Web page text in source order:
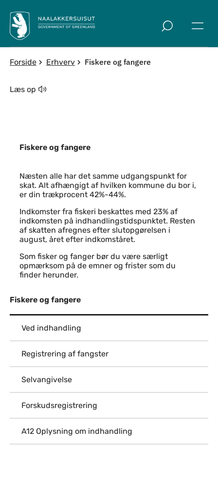
Forside Erhverv Fiskere og fangere
Læs op
Fiskere og fangere
Indhold
Næsten alle har det samme udgangspunkt for
skat. Alt afhængigt af hvilken kommune du bor i,
er din trækprocent 42%-44%.
Indkomster fra fiskeri beskattes med 23% af
indkomsten på indhandlingstidspunktet. Resten
af skatten afregnes efter slutopgørelsen i
august, året efter indkomståret.
Som fisker og fanger bør du være særligt
opmærksom på de emner og frister som du
finder herunder.
Fiskere og fangere
Ved indhandling
Registrering af fangster
Selvangivelse
Forskudsregistrering
A12 Oplysning om indhandling